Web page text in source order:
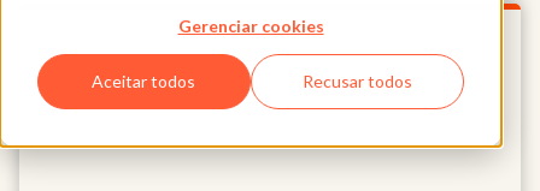
Gerenciar cookies
Aceitar todos Recusar todos